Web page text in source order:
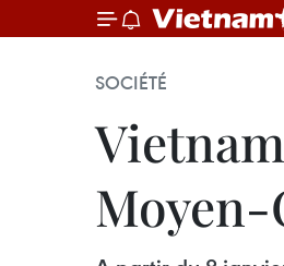
SOCIÉTÉ